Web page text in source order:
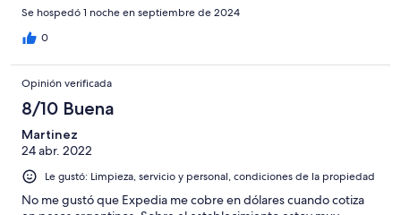
Se hospedó 1 noche en septiembre de 2024
0
Opinión verificada
8/10 Buena
Martinez
24 abr. 2022
Le gustó: Limpieza, servicio y personal, condiciones de la propiedad
No me gustó que Expedia me cobre en dólares cuando cotiza